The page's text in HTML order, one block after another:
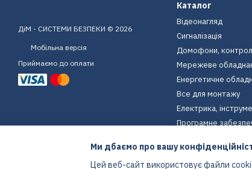
ДіМ - СИСТЕМИ БЕЗПЕКИ © 2026
Мобільна версія
Приймаємо до оплати
Каталог
Відеонагляд
Сигналізація
Домофони,
Мережеве
Енергетичне
Все для монтажу
Електрика,
Програмне
Екіпірування
Енергетичне
Ми дбаємо про вашу
Цей веб-сайт використовує файли